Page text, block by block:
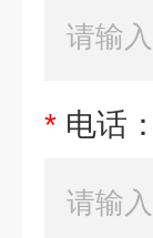
* 电话：